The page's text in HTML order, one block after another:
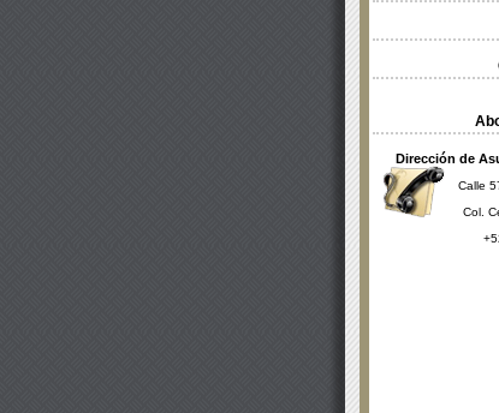
Dirección de
Calle
Col.